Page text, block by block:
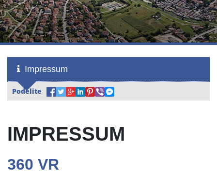
Impressum
Podelite
IMPRESSUM
360 VR